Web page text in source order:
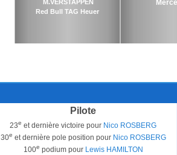
M.VERSTAPPEN
Red Bull TAG Heuer
Pilote
23e et dernière victoire pour Nico ROSBERG
30e et dernière pole position pour Nico ROSBERG
100e podium pour Lewis HAMILTON